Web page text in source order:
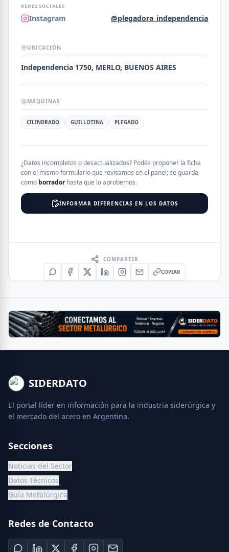
REDES SOCIALES
Instagram @plegadora_independencia
UBICACIÓN
Independencia 1750, MERLO, BUENOS AIRES
MÁQUINAS
CILINDRADO GUILLOTINA PLEGADO
¿Datos incompletos o desactualizados? Podés proponer la ficha
con el mismo formulario que revisamos en el panel; se guarda
como borradorhasta que lo aprobemos.
INFORMAR DIFERENCIAS EN LOS DATOS
COMPARTIR
COPIAR
SIDERDATO
El portal líder en información para la industria siderúrgica y
el mercado del acero en Argentina.
Secciones
Noticias del Sector
Datos Técnicos
Guía Metalúrgica
Redes de Contacto